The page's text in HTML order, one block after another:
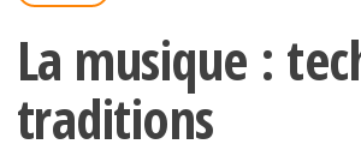
La musique :
traditions